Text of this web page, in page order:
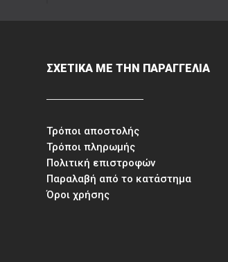
ΣΧΕΤΙΚΑ ΜΕ ΤΗΝ ΠΑΡΑΓΓΕΛΙΑ
Τρόποι αποστολής
Τρόποι πληρωμής
Πολιτική επιστροφών
Παραλαβή από το κατάστημα
Όροι χρήσης